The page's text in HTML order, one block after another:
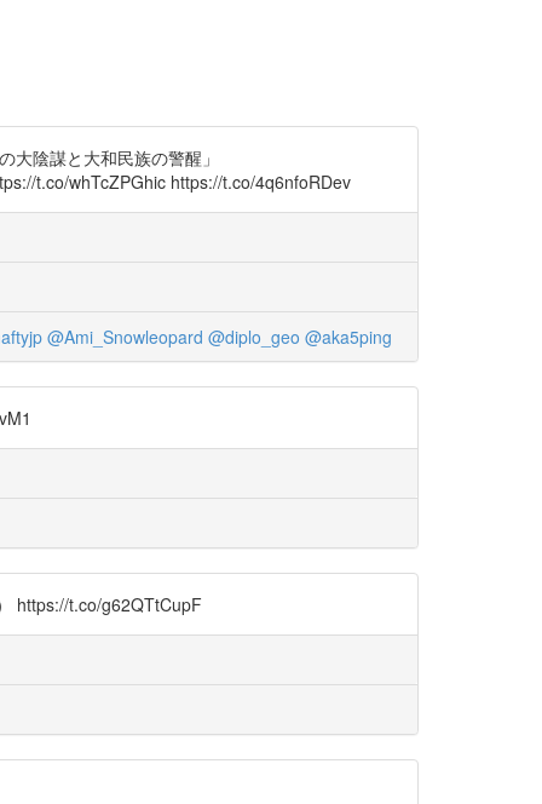
陰謀と大和民族の警醒」
t.co/whTcZPGhic https://t.co/4q6nfoRDev
@Ami_Snowleopard @diplo_geo @aka5ping
https://t.co/g62QTtCupF